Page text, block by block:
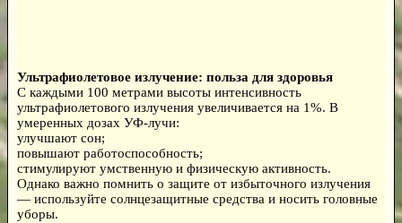
Ультрафиолетовое излучение: польза для здоровья
С каждыми 100 метрами высоты интенсивность
ультрафиолетового излучения увеличивается на 1%. В
умеренных дозах УФ-лучи:
улучшают сон;
повышают работоспособность;
стимулируют умственную и физическую активность.
Однако важно помнить о защите от избыточного излучения
— используйте солнцезащитные средства и носить головные
уборы.